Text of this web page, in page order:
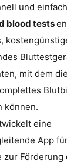
und
blood tests
mit dem
können.
eine
App
zur Förderung